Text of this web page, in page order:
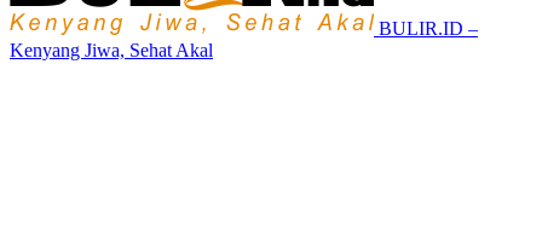
BULIR.ID –
Kenyang Jiwa, Sehat Akal